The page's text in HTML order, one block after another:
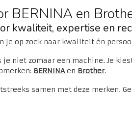
BERNINA en
kwaliteit, expertise en
je op zoek naar kwaliteit én
je niet zomaar een machine. Je
BERNINAen Brother.
samen met deze merken.